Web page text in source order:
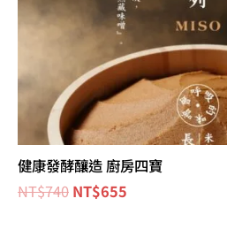
健康發酵釀造 廚房四寶
NT$740 NT$655